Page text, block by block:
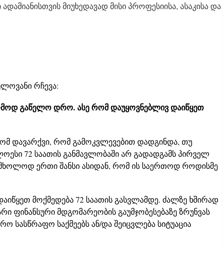
მიუხედავად მისი პროფესიისა, ასაკისა და
რჩევა:
გაწელო დრო. ასე რომ დაუყოვნებლივ დაიწყეთ
დავარქვი, რომ გამოკვლევებით დადგინდა, თუ
72 საათის განმავლობაში არ გადადგამს პირველ
მხოლოდ ერთი შანსი ასიდან, რომ ის საერთოდ როდისმე
მოქმედება 72 საათის გასვლამდე. ძალზე ხშირად
ფინანსური მდგომარეობის გაუმჯობესებაზე ზრუნვას
სასწრაფო საქმეებს ან/და შეიცვლება სიტუაცია